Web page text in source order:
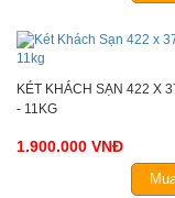
KÉT KHÁCH SẠN 422 X
- 11KG
1.900.000 VNĐ